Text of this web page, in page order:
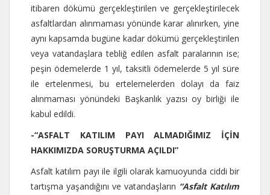
itibaren dökümü gerçekleştirilen ve gerçekleştirilecek
asfaltlardan alınmaması yönünde karar alınırken, yine
aynı kapsamda bugüne kadar dökümü gerçekleştirilen
veya vatandaşlara tebliğ edilen asfalt paralarının ise;
peşin ödemelerde 1 yıl, taksitli ödemelerde 5 yıl süre
ile ertelenmesi, bu ertelemelerden dolayı da faiz
alınmaması yönündeki Başkanlık yazısı oy birliği ile
kabul edildi.
-“ASFALT KATILIM PAYI ALMADIĞIMIZ İÇİN
HAKKIMIZDA SORUŞTURMA AÇILDI”
Asfalt katılım payı ile ilgili olarak kamuoyunda ciddi bir
tartışma yaşandığını ve vatandaşların “Asfalt Katılım